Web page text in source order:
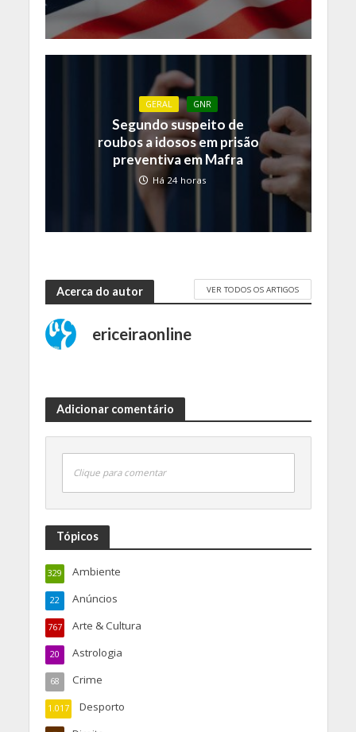
GERAL GNR
Segundo suspeito de
roubos a idosos em prisão
preventiva em Mafra
Há 24 horas
Acerca do autor VER TODOS OS ARTIGOS
ericeiraonline
Adicionar comentário
Clique para comentar
Tópicos
Ambiente
329
Anúncios
22
Arte & Cultura
767
Astrologia
20
Crime
68
Desporto
1.017